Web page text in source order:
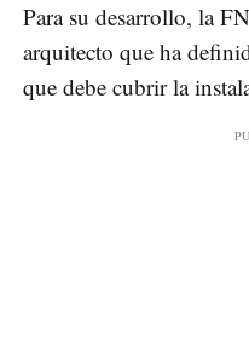
Para su desarrollo, la
arquitecto que ha
que debe cubrir la